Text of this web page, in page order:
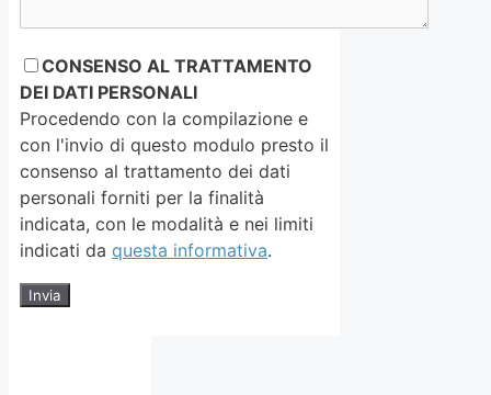
CONSENSO AL TRATTAMENTO
DEI DATI PERSONALI
Procedendo con la compilazione e
con l'invio di questo modulo presto il
consenso al trattamento dei dati
personali forniti per la finalità
indicata, con le modalità e nei limiti
indicati da questa informativa.